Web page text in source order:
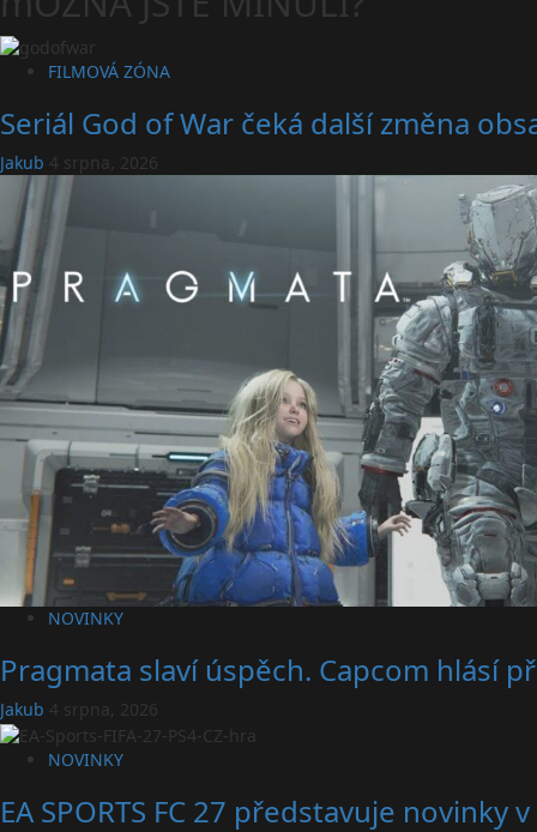
FILMOVÁ ZÓNA
Seriál God of War čeká další změna
Jakub 4 srpna, 2026
NOVINKY
Pragmata slaví úspěch. Capcom hlásí
Jakub 4 srpna, 2026
NOVINKY
EA SPORTS FC 27 představuje novinky